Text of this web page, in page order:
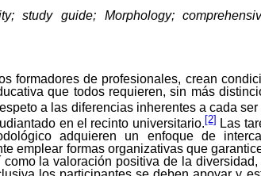
;study guide; Morphology;
formadores de profesionales, crean
que todos requieren, sin más
a las diferencias inherentes a cada
en el recinto universitario. [2] Las
adquieren un enfoque de
emplear formas organizativas que
como la valoración positiva de la